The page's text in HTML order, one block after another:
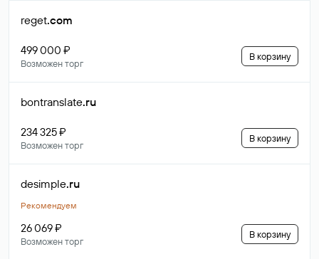
reget.com
499 000 ₽
Возможен торг
В корзину
bontranslate.ru
234 325 ₽
Возможен торг
В корзину
desimple.ru
Рекомендуем
26 069 ₽
Возможен торг
В корзину